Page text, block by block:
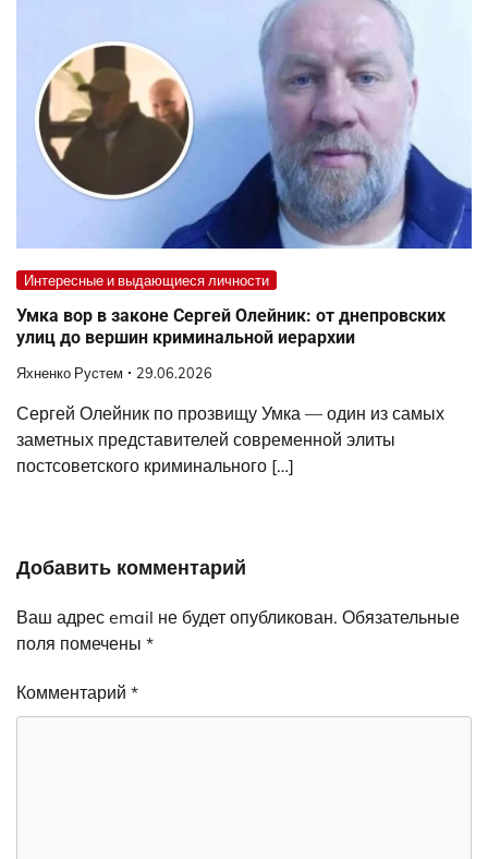
Интересные и выдающиеся личности
Умка вор в законе Сергей Олейник: от днепровских
улиц до вершин криминальной иерархии
Яхненко Рустем 29.06.2026
Сергей Олейник по прозвищу Умка — один из самых
заметных представителей современной элиты
постсоветского криминального […]
Добавить комментарий
Ваш адрес email не будет опубликован. Обязательные
поля помечены *
Комментарий *